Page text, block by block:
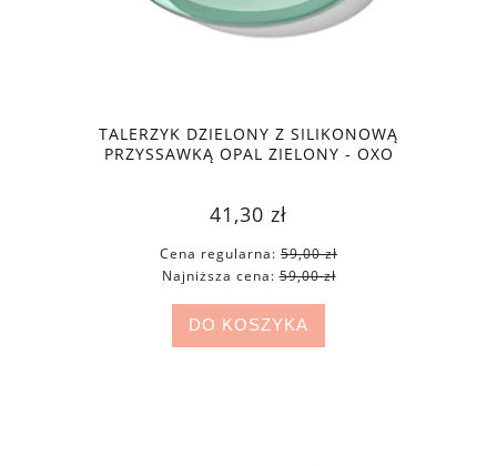
TALERZYK DZIELONY Z SILIKONOWĄ
PRZYSSAWKĄ OPAL ZIELONY - OXO
41,30 zł
Cena regularna: 59,00 zł
Najniższa cena:59,00 zł
DO KOSZYKA